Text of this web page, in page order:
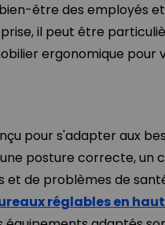
être des employés
il peut être
ergonomique pour
pour s'adapter aux
posture correcte, un
et de problèmes de
réglables en